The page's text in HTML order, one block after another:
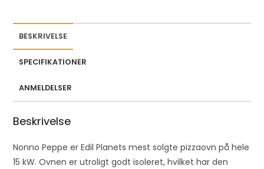
r
e
s
t
BESKRIVELSE
SPECIFIKATIONER
ANMELDELSER
Beskrivelse
Nonno Peppe er Edil Planets mest solgte pizzaovn på hele
15 kW. Ovnen er utroligt godt isoleret, hvilket har den